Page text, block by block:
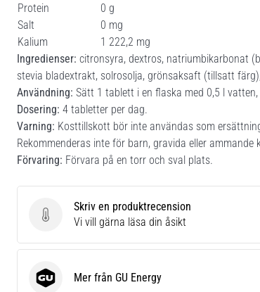
Protein
0 g
Salt
0 mg
Kalium
1 222,2 mg
Ingredienser: citronsyra, dextros, natriumbikarbonat
stevia bladextrakt, solrosolja, grönsaksaft (tillsatt
Användning: Sätt 1 tablett i en flaska med 0,5 l
Dosering: 4 tabletter per dag.
Varning: Kosttillskott bör inte användas som
Rekommenderas inte för barn, gravida eller ammande
Förvaring: Förvara på en torr och sval plats.
Skriv en produktrecension
Skriv en produktrecension
Vi vill gärna läsa din åsikt
GU EnergyMer från GU Energy